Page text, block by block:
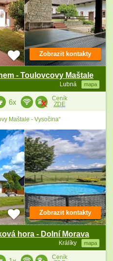
- Toulovcovy Maštale
Lubná mapa
Zobrazit kontakty
6x
Ceník
ZDE
Maštale - Vysočina“
hora - Dolní Morava
Králíky mapa
Zobrazit kontakty
Ceník